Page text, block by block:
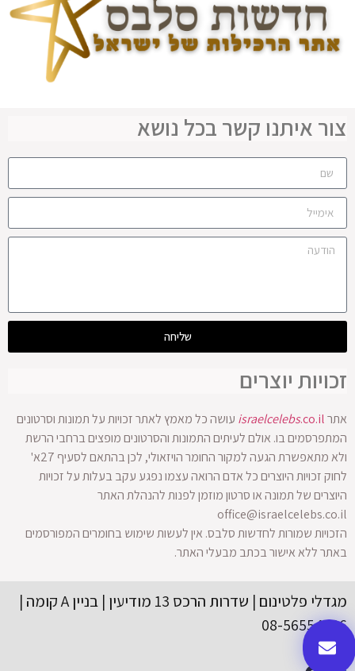
צור איתנו קשר בכל נושא
שליחה
זכויות יוצרים
אתר israelcelebs.co.il
עושה כל מאמץ לאתר זכויות על תמונות וסרטונים
המתפרסמים בו. אולם לעיתים התמונות והסרטונים מופצים ברחבי הרשת
ולא מתאפשרת הגעה למקור החומר הויזאולי, לכן בהתאם לסעיף 27א'
לחוק זכויות היוצרים כל אדם הרואה עצמו נפגע עקב בעלות על זכויות
היוצרים של תמונה או סרטון מוזמן לפנות להנהלת האתר
office@israelcelebs.co.il
הזכויות שמורות לחדשות סלבס. אין לעשות שימוש בחומרים המפורסמים
באתר ללא אישור בכתב מבעלי האתר.
מגדלי פלטינום | שדרות הרכס 13 מודיעין | בניין A קומה |
08-56554416